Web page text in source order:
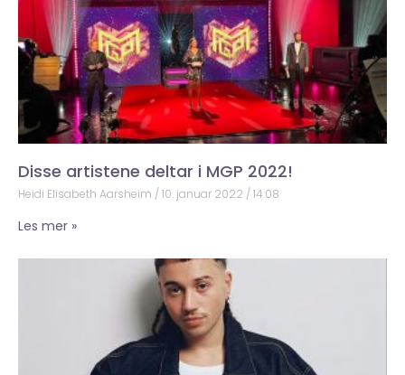
Disse artistene deltar i MGP 2022!
Heidi Elisabeth Aarsheim 10. januar 2022 14:08
Les mer »